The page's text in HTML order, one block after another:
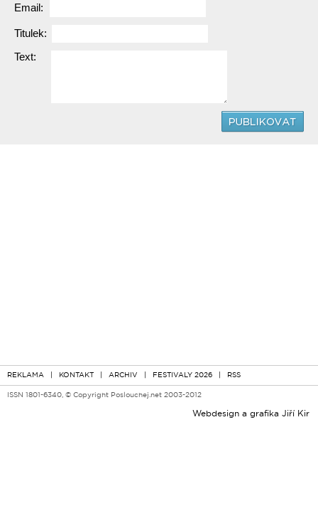
Email:
Titulek:
Text:
REKLAMA | KONTAKT | ARCHIV | FESTIVALY 2026 | RSS
ISSN 1801-6340, © Copyright Poslouchej.net 2003-2012
Webdesign a grafika Jiří Kir